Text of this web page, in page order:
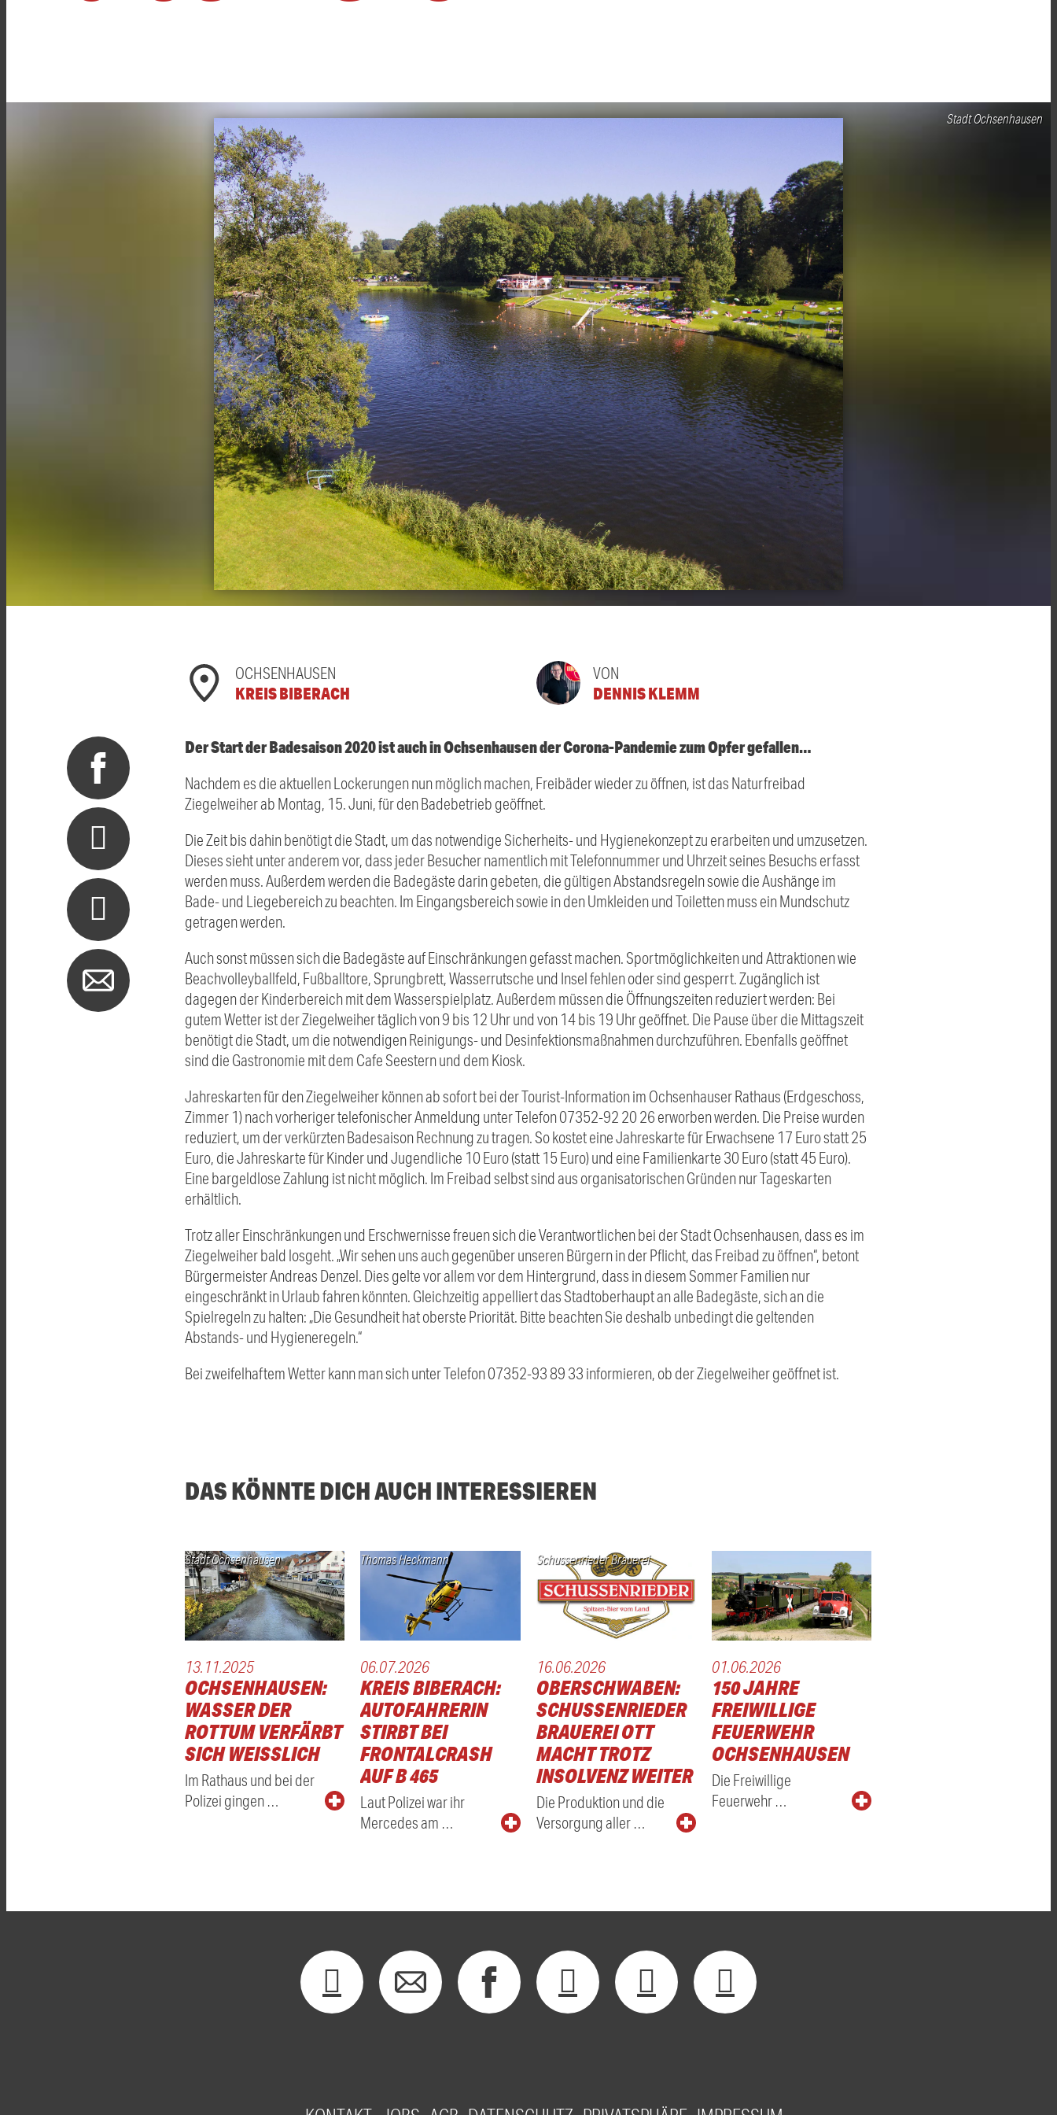
Stadt Ochsenhausen
OCHSENHAUSEN
KREIS BIBERACH
VON
DENNIS KLEMM
Der Start der Badesaison 2020 ist auch in Ochsenhausen der Corona-Pandemie zum Opfer gefallen…
Nachdem es die aktuellen Lockerungen nun möglich machen, Freibäder wieder zu öffnen, ist das Naturfreibad
Ziegelweiher ab Montag, 15. Juni, für den Badebetrieb geöffnet.
Die Zeit bis dahin benötigt die Stadt, um das notwendige Sicherheits- und Hygienekonzept zu erarbeiten und umzusetzen.
Dieses sieht unter anderem vor, dass jeder Besucher namentlich mit Telefonnummer und Uhrzeit seines Besuchs erfasst
werden muss. Außerdem werden die Badegäste darin gebeten, die gültigen Abstandsregeln sowie die Aushänge im
Bade- und Liegebereich zu beachten. Im Eingangsbereich sowie in den Umkleiden und Toiletten muss ein Mundschutz
getragen werden.
Auch sonst müssen sich die Badegäste auf Einschränkungen gefasst machen. Sportmöglichkeiten und Attraktionen wie
Beachvolleyballfeld, Fußballtore, Sprungbrett, Wasserrutsche und Insel fehlen oder sind gesperrt. Zugänglich ist
dagegen der Kinderbereich mit dem Wasserspielplatz. Außerdem müssen die Öffnungszeiten reduziert werden: Bei
gutem Wetter ist der Ziegelweiher täglich von 9 bis 12 Uhr und von 14 bis 19 Uhr geöffnet. Die Pause über die Mittagszeit
benötigt die Stadt, um die notwendigen Reinigungs- und Desinfektionsmaßnahmen durchzuführen. Ebenfalls geöffnet
sind die Gastronomie mit dem Cafe Seestern und dem Kiosk.
Jahreskarten für den Ziegelweiher können ab sofort bei der Tourist-Information im Ochsenhauser Rathaus (Erdgeschoss,
Zimmer 1) nach vorheriger telefonischer Anmeldung unter Telefon 07352-92 20 26 erworben werden. Die Preise wurden
reduziert, um der verkürzten Badesaison Rechnung zu tragen. So kostet eine Jahreskarte für Erwachsene 17 Euro statt 25
Euro, die Jahreskarte für Kinder und Jugendliche 10 Euro (statt 15 Euro) und eine Familienkarte 30 Euro (statt 45 Euro).
Eine bargeldlose Zahlung ist nicht möglich. Im Freibad selbst sind aus organisatorischen Gründen nur Tageskarten
erhältlich.
Trotz aller Einschränkungen und Erschwernisse freuen sich die Verantwortlichen bei der Stadt Ochsenhausen, dass es im
Ziegelweiher bald losgeht. „Wir sehen uns auch gegenüber unseren Bürgern in der Pflicht, das Freibad zu öffnen“, betont
Bürgermeister Andreas Denzel. Dies gelte vor allem vor dem Hintergrund, dass in diesem Sommer Familien nur
eingeschränkt in Urlaub fahren könnten. Gleichzeitig appelliert das Stadtoberhaupt an alle Badegäste, sich an die
Spielregeln zu halten: „Die Gesundheit hat oberste Priorität. Bitte beachten Sie deshalb unbedingt die geltenden
Abstands- und Hygieneregeln.“
Bei zweifelhaftem Wetter kann man sich unter Telefon 07352-93 89 33 informieren, ob der Ziegelweiher geöffnet ist.
DAS KÖNNTE DICH AUCH INTERESSIEREN
Stadt Ochsenhausen
13.11.2025
OCHSENHAUSEN:
WASSER DER
ROTTUM VERFÄRBT
SICH WEISSLICH
Im Rathaus und bei der
Polizei gingen …
Thomas Heckmann
06.07.2026
KREIS BIBERACH:
AUTOFAHRERIN
STIRBT BEI
FRONTALCRASH
AUF B 465
Laut Polizei war ihr
Mercedes am …
Schussenrieder Brauerei
16.06.2026
OBERSCHWABEN:
SCHUSSENRIEDER
BRAUEREI OTT
MACHT TROTZ
INSOLVENZ WEITER
Die Produktion und die
Versorgung aller …
01.06.2026
150 JAHRE
FREIWILLIGE
FEUERWEHR
OCHSENHAUSEN
Die Freiwillige
Feuerwehr …